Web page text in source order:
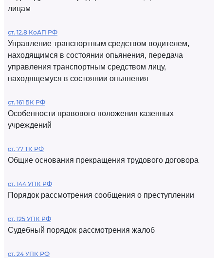
лицам
ст. 12.8 КоАП РФ
Управление транспортным средством водителем,
находящимся в состоянии опьянения, передача
управления транспортным средством лицу,
находящемуся в состоянии опьянения
ст. 161 БК РФ
Особенности правового положения казенных
учреждений
ст. 77 ТК РФ
Общие основания прекращения трудового договора
ст. 144 УПК РФ
Порядок рассмотрения сообщения о преступлении
ст. 125 УПК РФ
Судебный порядок рассмотрения жалоб
ст. 24 УПК РФ